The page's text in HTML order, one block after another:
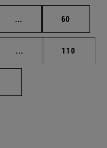
... Páginas intermedias
Página
60
... Páginas intermedias
Página
110